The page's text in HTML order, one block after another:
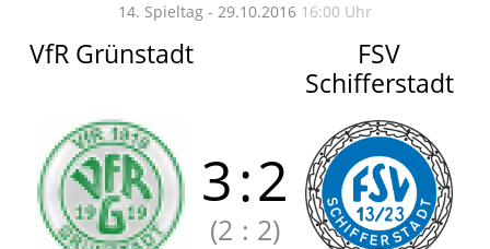
14. Spieltag - 29.10.2016 16:00 Uhr
VfR Grünstadt
FSV
Schifferstadt
3:2
(2 : 2)